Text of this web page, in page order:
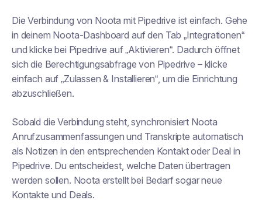
Die Verbindung von Noota mit Pipedrive ist einfach. Gehe
in deinem Noota-Dashboard auf den Tab „Integrationen“
und klicke bei Pipedrive auf „Aktivieren“. Dadurch öffnet
sich die Berechtigungsabfrage von Pipedrive – klicke
einfach auf „Zulassen & Installieren“, um die Einrichtung
abzuschließen.
Sobald die Verbindung steht, synchronisiert Noota
Anrufzusammenfassungen und Transkripte automatisch
als Notizen in den entsprechenden Kontakt oder Deal in
Pipedrive. Du entscheidest, welche Daten übertragen
werden sollen. Noota erstellt bei Bedarf sogar neue
Kontakte und Deals.